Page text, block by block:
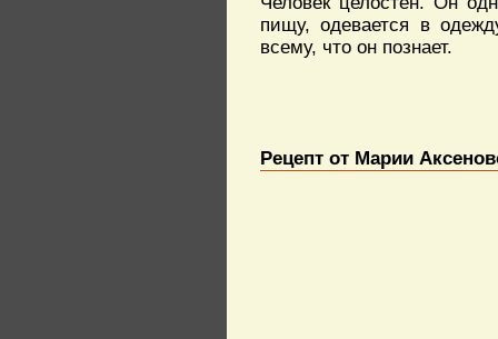
пищу, одевается в
всему, что он познает.
Рецепт от Марии